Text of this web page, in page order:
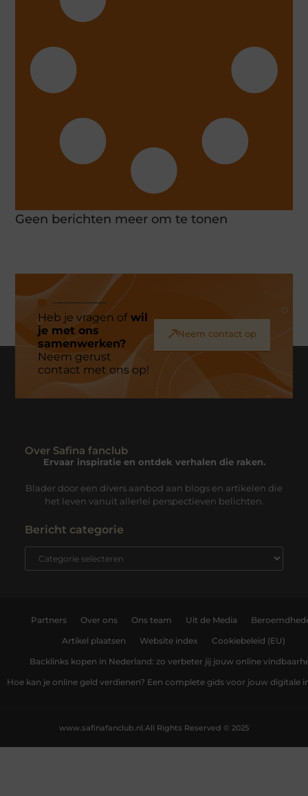
Geen berichten meer om te tonen
Heb je vragen ofwil
je met ons
samenwerken?
Neem gerust
contact met ons op!
Neem contact op
Over Safina fanclub
Ervaar inspiratie en ontdek verhalen die raken.
Blader door een divers aanbod aan blogs en artikelen die
het leven vanuit allerlei perspectieven belichten.
Bericht categorie
Partners Over ons Ons team Uit de Media
Artikel plaatsen Website index Cookiebeleid (EU)
Backlinks kopen in Nederland: zo verbeter jij jouw online
Hoe kan je online geld verdienen? Een complete gids voor jouw digitale
All Rights Reserved © 2025
www.safinafanclub.nl.